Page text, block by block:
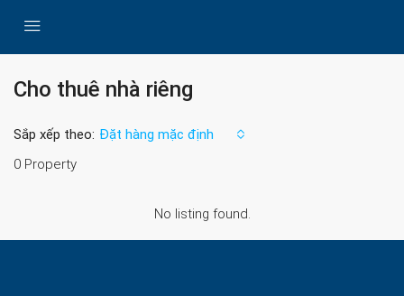
Cho thuê nhà riêng
0 Property
Sắp xếp theo: Đặt hàng mặc định
No listing found.